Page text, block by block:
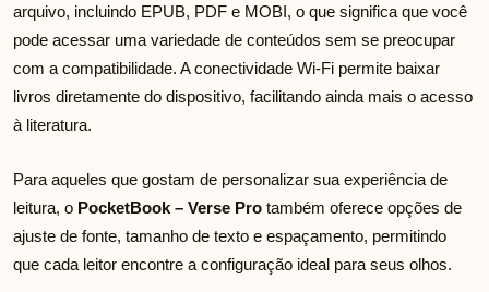
arquivo, incluindo EPUB, PDF e MOBI, o que significa que você
pode acessar uma variedade de conteúdos sem se preocupar
com a compatibilidade. A conectividade Wi-Fi permite baixar
livros diretamente do dispositivo, facilitando ainda mais o acesso
à literatura.
Para aqueles que gostam de personalizar sua experiência de
leitura, o PocketBook – Verse Pro também oferece opções de
ajuste de fonte, tamanho de texto e espaçamento, permitindo
que cada leitor encontre a configuração ideal para seus olhos.